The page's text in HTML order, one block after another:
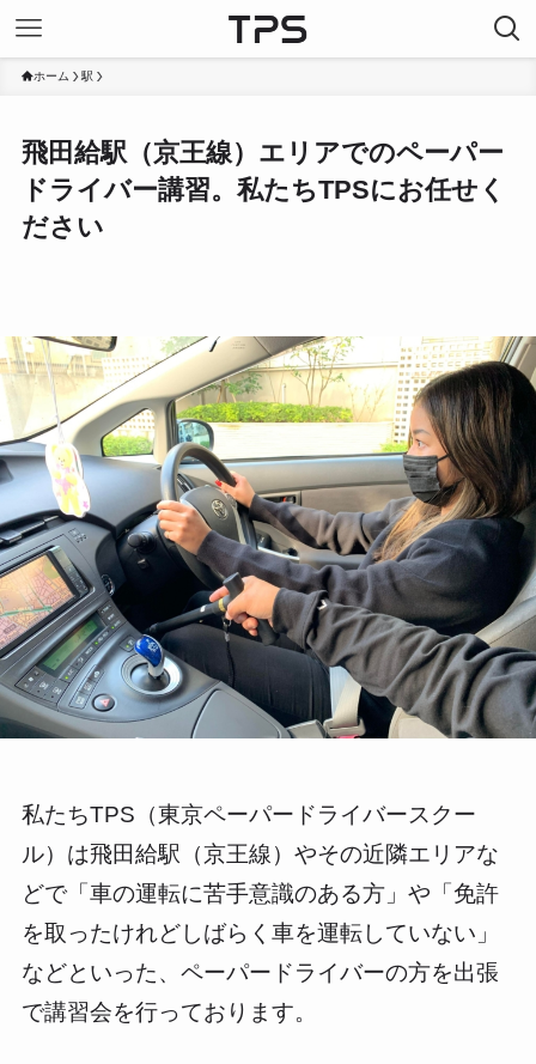
ホーム 駅
飛田給駅（京王線）エリアでのペーパー
ドライバー講習。私たちTPSにお任せく
ださい
私たちTPS（東京ペーパードライバースクー
ル）は飛田給駅（京王線）やその近隣エリアな
どで「車の運転に苦手意識のある方」や「免許
を取ったけれどしばらく車を運転していない」
などといった、ペーパードライバーの方を出張
で講習会を行っております。